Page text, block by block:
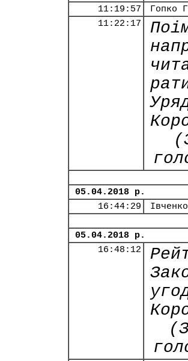
11:19:57
Гопко
11:22:17
05.04.2018 р.
16:44:29
05.04.2018 р.
16:48:12